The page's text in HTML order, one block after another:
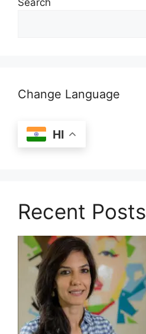
Search
Change Language
HI
Recent Posts